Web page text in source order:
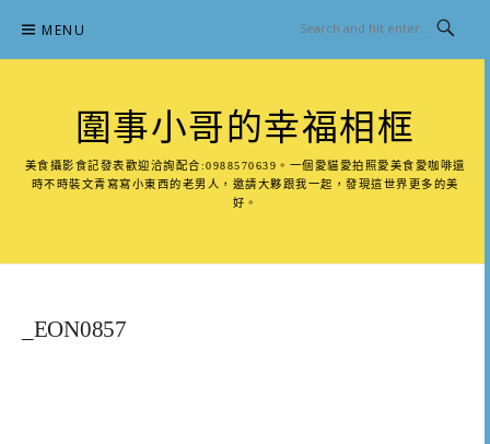
content
MENU
圍事小哥的幸福相框
美食攝影食記發表歡迎洽詢配合:0988570639。一個愛貓愛拍照愛美食愛咖啡還
時不時裝文青寫寫小東西的老男人，邀請大夥跟我一起，發現這世界更多的美
好。
_EON0857